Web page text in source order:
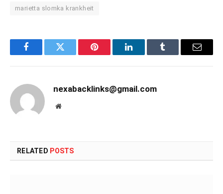
marietta slomka krankheit
FacebookTwitter Pinterest LinkedInTumblr Email
nexabacklinks@gmail.com
Website
RELATED POSTS